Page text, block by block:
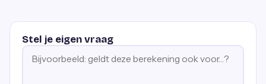
Stel je eigen vraag